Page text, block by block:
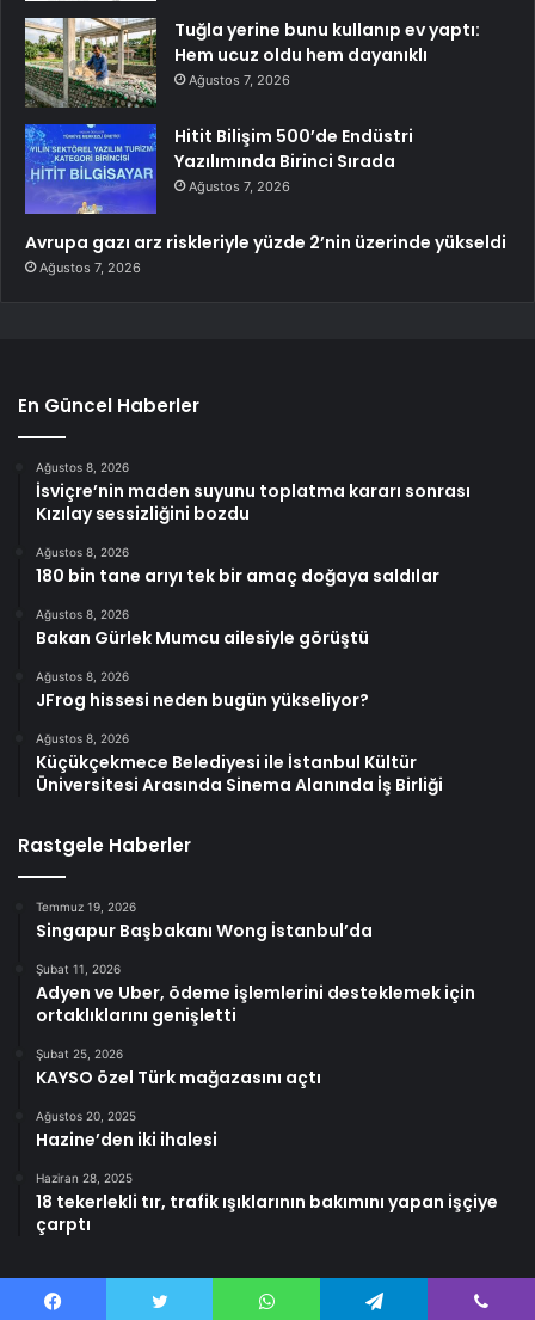
Tuğla yerine bunu kullanıp ev yaptı:
Hem ucuz oldu hem dayanıklı
Ağustos 7, 2026
Hitit Bilişim 500’de Endüstri
Yazılımında Birinci Sırada
Ağustos 7, 2026
Avrupa gazı arz riskleriyle yüzde 2’nin üzerinde yükseldi
Ağustos 7, 2026
En Güncel Haberler
Ağustos 8, 2026
İsviçre’nin maden suyunu toplatma kararı sonrası
Kızılay sessizliğini bozdu
Ağustos 8, 2026
180 bin tane arıyı tek bir amaç doğaya saldılar
Ağustos 8, 2026
Bakan Gürlek Mumcu ailesiyle görüştü
Ağustos 8, 2026
JFrog hissesi neden bugün yükseliyor?
Ağustos 8, 2026
Küçükçekmece Belediyesi ile İstanbul Kültür
Üniversitesi Arasında Sinema Alanında İş Birliği
Rastgele Haberler
Temmuz 19, 2026
Singapur Başbakanı Wong İstanbul’da
Şubat 11, 2026
Adyen ve Uber, ödeme işlemlerini desteklemek için
ortaklıklarını genişletti
Şubat 25, 2026
KAYSO özel Türk mağazasını açtı
Ağustos 20, 2025
Hazine’den iki ihalesi
Haziran 28, 2025
18 tekerlekli tır, trafik ışıklarının bakımını yapan işçiye
çarptı